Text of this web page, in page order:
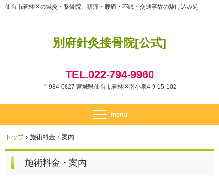
別府針灸接骨院[公式]
仙台市若林区の鍼灸・整骨院、頭痛・腰痛・不眠・交通事故の駆け込み処
TEL.022-794-9960
〒984-0827 宮城県仙台市若林区南小泉4-9-15-102
トップ › 施術料金・案内
施術料金・案内